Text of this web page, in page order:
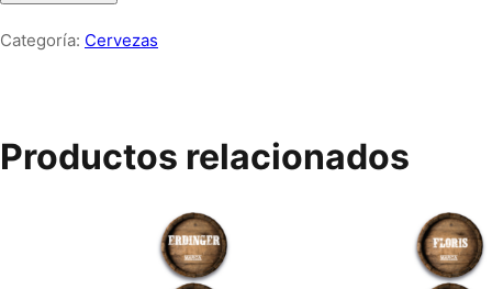
Litros
Categoría: Cervezas
Productos relacionados